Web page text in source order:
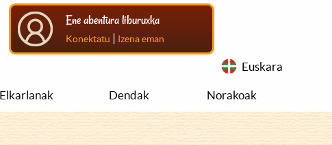
Ene abentura liburuxka
Konektatu | Izena eman
Euskara
Elkarlanak Dendak Norakoak